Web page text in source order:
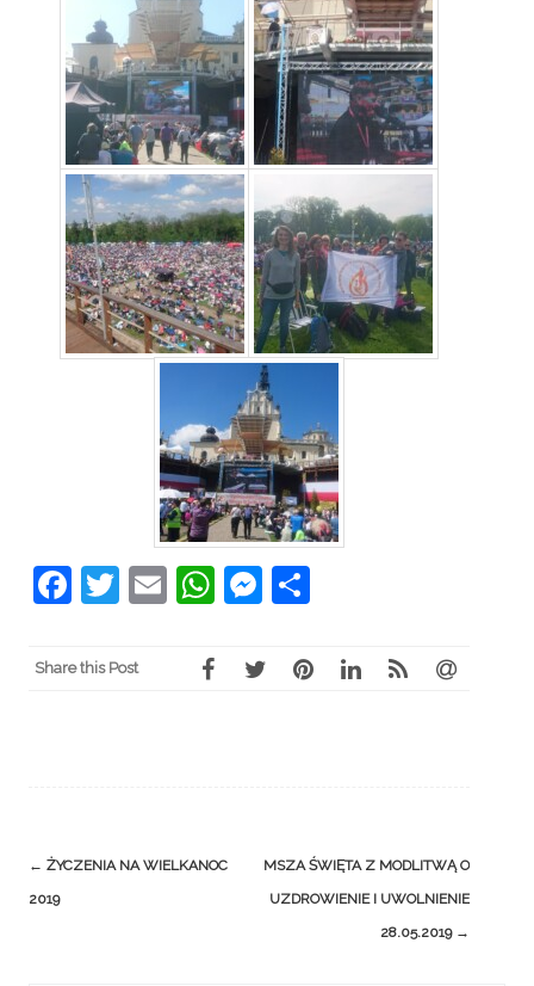
Facebook
Twitter
EmailWhatsApp
Messenger
Share this Post
Post
navigation
← ŻYCZENIA NA WIELKANOC
2019
MSZA ŚWIĘTA Z MODLITWĄ O
UZDROWIENIE I UWOLNIENIE
28.05.2019 →